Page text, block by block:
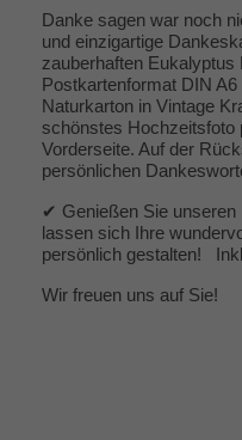
Danke sagen war noch
und einzigartige
zauberhaften
Postkartenformat DIN
Naturkarton in Vintage
schönstes Hochzeitsfoto
Vorderseite. Auf der
persönlichen
✔ Genießen Sie
lassen sich Ihre
persönlich gestalten!
Wir freuen uns auf Sie!